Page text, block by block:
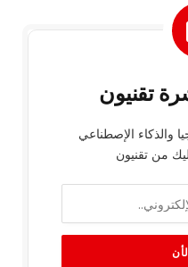
تقنيون
والذكاء الإصطناعي
من تقنيون